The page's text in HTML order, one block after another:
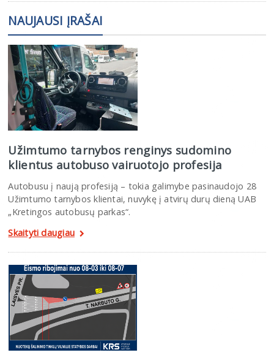
NAUJAUSI ĮRAŠAI
Užimtumo tarnybos renginys sudomino
klientus autobuso vairuotojo profesija
Autobusu į naują profesiją – tokia galimybe pasinaudojo 28
Užimtumo tarnybos klientai, nuvykę į atvirų durų dieną UAB
„Kretingos autobusų parkas“.
Skaityti daugiau